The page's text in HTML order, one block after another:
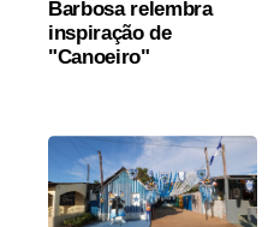
Barbosa relembra
inspiração de
"Canoeiro"